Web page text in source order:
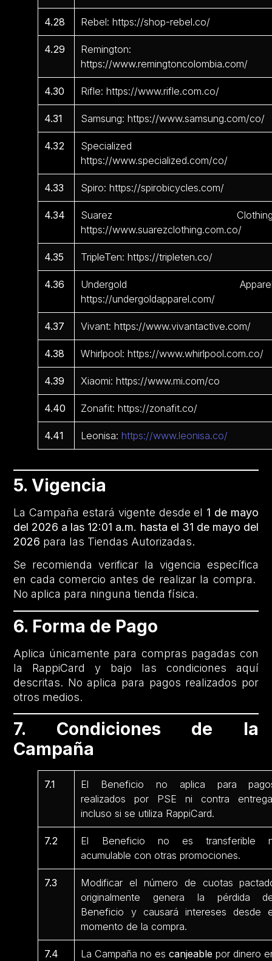
4.28 Rebel: https://shop-rebel.co/
4.29
Remington:
https://www.remingtoncolombia.com/
4.30 Rifle: https://www.rifle.com.co/
4.31 Samsung: https://www.samsung.com/co/
4.32
Specialized
https://www.specialized.com/co/
4.33 Spiro: https://spirobicycles.com/
4.34
Suarez
https://www.suarezclothing.com.co/
4.35 TripleTen: https://tripleten.co/
4.36
Undergold
https://undergoldapparel.com/
4.37 Vivant: https://www.vivantactive.com/
4.38 Whirlpool: https://www.whirlpool.com.co/
4.39 Xiaomi: https://www.mi.com/co
4.40 Zonafit: https://zonafit.co/
4.41 Leonisa:https://www.leonisa.co/
5. Vigencia
La Campaña estará vigente desde el 1 de mayo
del 2026 a las 12:01 a.m. hasta el 31 de mayo del
2026 para las Tiendas Autorizadas.
Se recomienda verificar la vigencia específica
en cada comercio antes de realizar la compra.
No aplica para ninguna tienda física.
6. Forma de Pago
Aplica únicamente para compras pagadas con
la RappiCard y bajo las condiciones aquí
descritas. No aplica para pagos realizados por
otros medios.
7. Condiciones de la
Campaña
7.1
El Beneficio no aplica para
realizados por PSE ni contra
incluso si se utiliza RappiCard.
7.2
El Beneficio no es transferible
acumulable con otras promociones.
7.3
Modificar el número de cuotas
originalmente genera la pérdida
Beneficio y causará intereses desde
momento de la compra.
7.4 La Campaña no escanjeable por dinero